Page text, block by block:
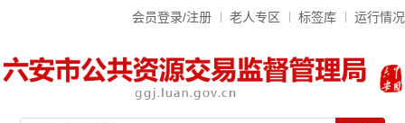
会员登录/注册 老人专区 标签库 运行情况